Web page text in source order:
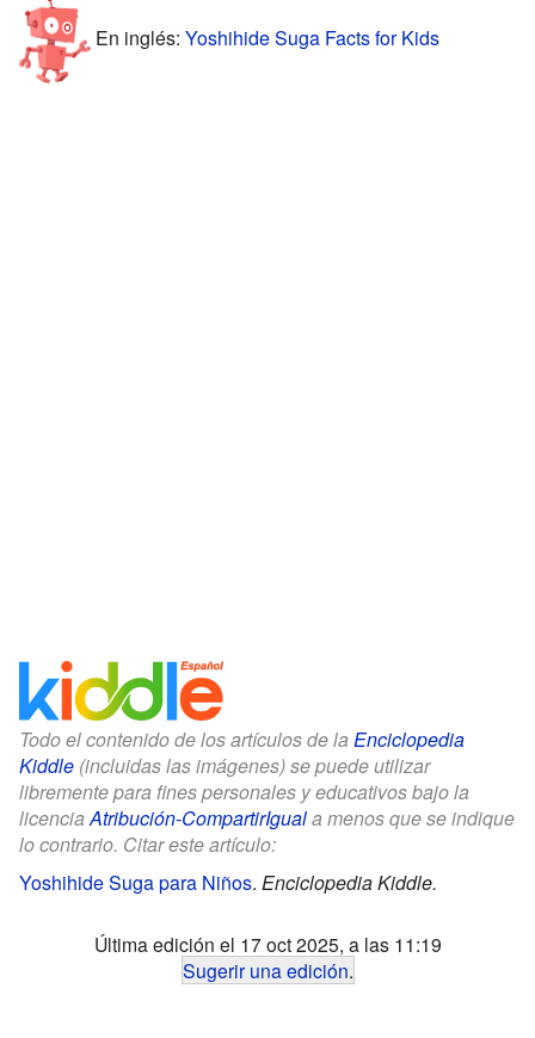
En inglés: Yoshihide Suga Facts for Kids
Todo el contenido de los artículos de la Enciclopedia
Kiddle (incluidas las imágenes) se puede utilizar
libremente para fines personales y educativos bajo la
licenciaAtribución-CompartirIguala menos que se indique
lo contrario. Citar este artículo:
Yoshihide Suga para Niños. Enciclopedia Kiddle.
Última edición el 17 oct 2025, a las 11:19
Sugerir una edición.